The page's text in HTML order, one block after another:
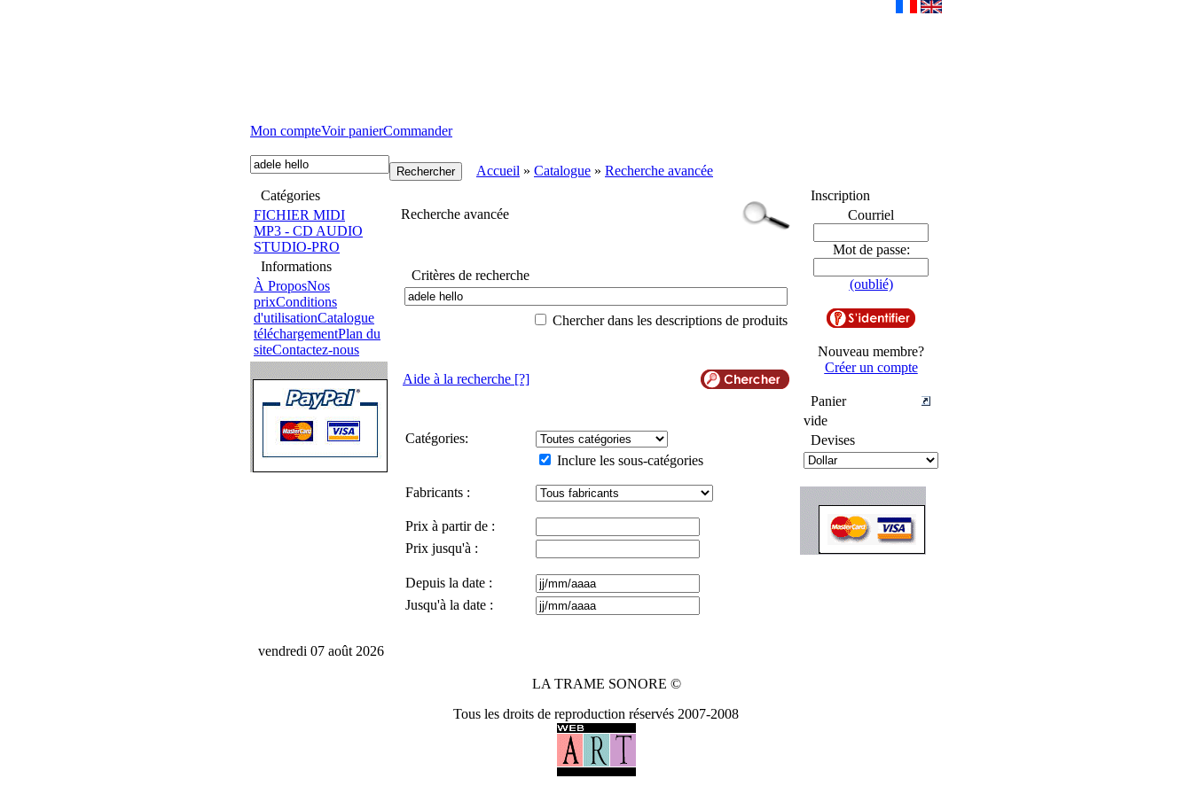
Mon compteVoir panierCommander
Accueil » Catalogue » Recherche avancée
Catégories
FICHIER MIDI
MP3 - CD AUDIO
STUDIO-PRO
Informations
À ProposNos
prixConditions
d'utilisationCatalogue
téléchargementPlan du
siteContactez-nous
Recherche avancée
Critères de recherche
Chercher dans les descriptions de produits
Aide à la recherche [?]
Catégories:
Inclure les sous-catégories
Fabricants :
Prix à partir de :
Prix jusqu'à :
Depuis la date :
Jusqu'à la date :
Inscription
Courriel
Mot de passe:
(oublié)
Nouveau membre?
Créer un compte
Panier
vide
Devises
vendredi 07 août 2026
LA TRAME SONORE ©
Tous les droits de reproduction réservés 2007-2008